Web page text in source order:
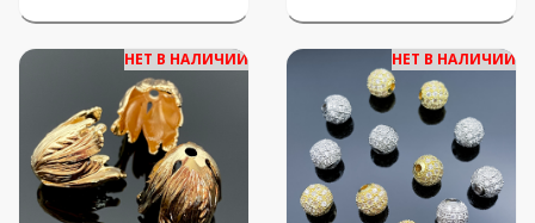
НЕТ В НАЛИЧИИ НЕТ В НАЛИЧИИ